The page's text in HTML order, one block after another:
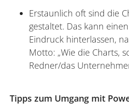
Erstaunlich oft sind die
gestaltet. Das kann
Eindruck hinterlassen,
Motto: „Wie die Charts,
Redner/das
Tipps zum Umgang mit